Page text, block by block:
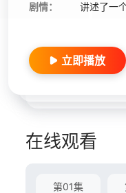
剧情：
讲述了一个
立即播放
在线观看
第01集